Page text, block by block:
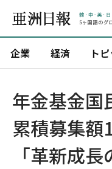
企業 経済 ト
年金基金国
累積募集
「革新成長